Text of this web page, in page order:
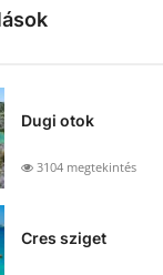
Dugi otok
3104 megtekintés
Cres sziget